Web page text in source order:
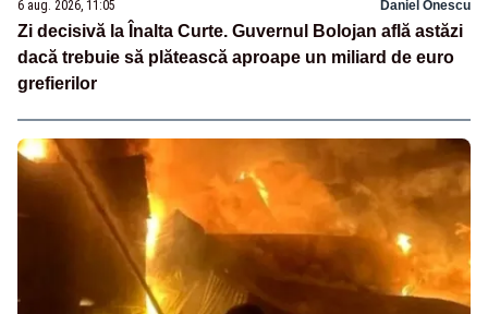
6 aug. 2026, 11:05 Daniel Onescu
Zi decisivă la Înalta Curte. Guvernul Bolojan află astăzi
dacă trebuie să plătească aproape un miliard de euro
grefierilor